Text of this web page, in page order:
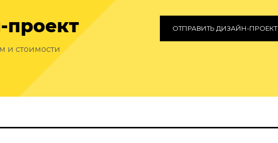
проект
и стоимости
ОТПРАВИТЬ ДИЗАЙН-ПРОЕКТ